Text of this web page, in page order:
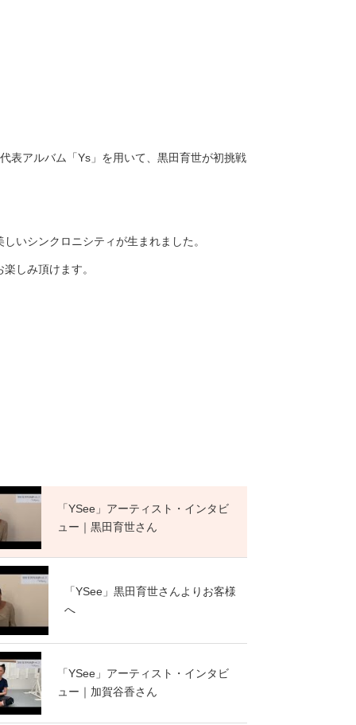
表アルバム「Ys」を用いて、黒田育世が初挑戦
いシンクロニシティが生まれました。
しみ頂けます。
「YSee」アーティスト・インタビ
ュー｜黒田育世さん
「YSee」黒田育世さんよりお客様
へ
「YSee」アーティスト・インタビ
ュー｜加賀谷香さん